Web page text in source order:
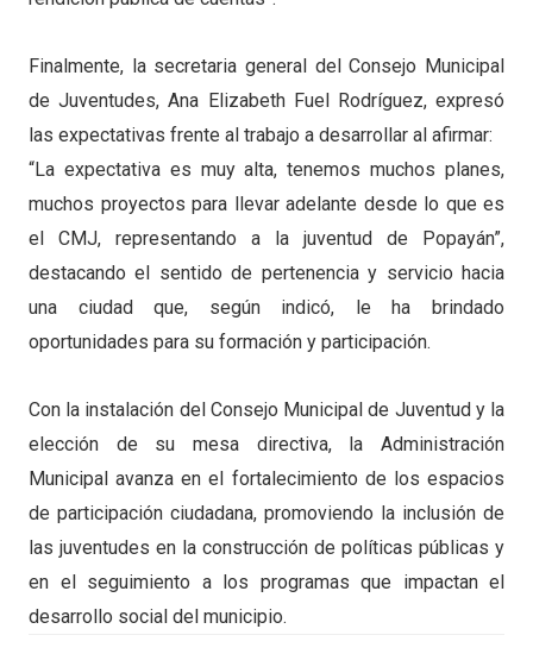
Finalmente, la secretaria general del Consejo Municipal
de Juventudes, Ana Elizabeth Fuel Rodríguez, expresó
las expectativas frente al trabajo a desarrollar al afirmar:
“La expectativa es muy alta, tenemos muchos planes,
muchos proyectos para llevar adelante desde lo que es
el CMJ, representando a la juventud de Popayán”,
destacando el sentido de pertenencia y servicio hacia
una ciudad que, según indicó, le ha brindado
oportunidades para su formación y participación.
Con la instalación del Consejo Municipal de Juventud y la
elección de su mesa directiva, la Administración
Municipal avanza en el fortalecimiento de los espacios
de participación ciudadana, promoviendo la inclusión de
las juventudes en la construcción de políticas públicas y
en el seguimiento a los programas que impactan el
desarrollo social del municipio.